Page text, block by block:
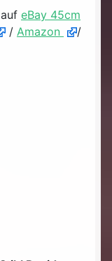
auf eBay 45cm
/ Amazon
/